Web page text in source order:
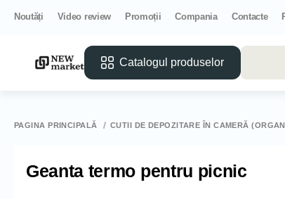
Noutăți Video review Promoții Compania Contacte
Catalogul produselor
PAGINA PRINCIPALĂ CUTII DE DEPOZITARE ÎN CAMERĂ
Geanta termo pentru picnic